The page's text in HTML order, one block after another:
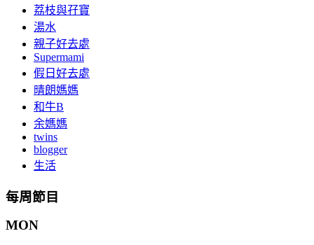
荔枝與孖寶
湯水
親子好去處
Supermami
假日好去處
晴朗媽媽
和牛B
余媽媽
twins
blogger
生活
每周節目
MON